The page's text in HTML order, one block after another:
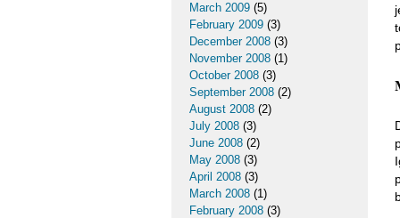
March 2009 (5)
February 2009 (3)
December 2008 (3)
November 2008 (1)
October 2008 (3)
September 2008 (2)
August 2008 (2)
July 2008 (3)
June 2008 (2)
May 2008 (3)
April 2008 (3)
March 2008 (1)
February 2008 (3)